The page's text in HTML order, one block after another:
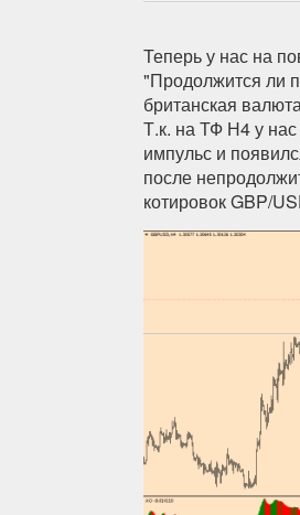
Теперь у нас на
"Продолжится ли
британская
Т.к. на ТФ Н4 у
импульс и
после
котировок GBP/